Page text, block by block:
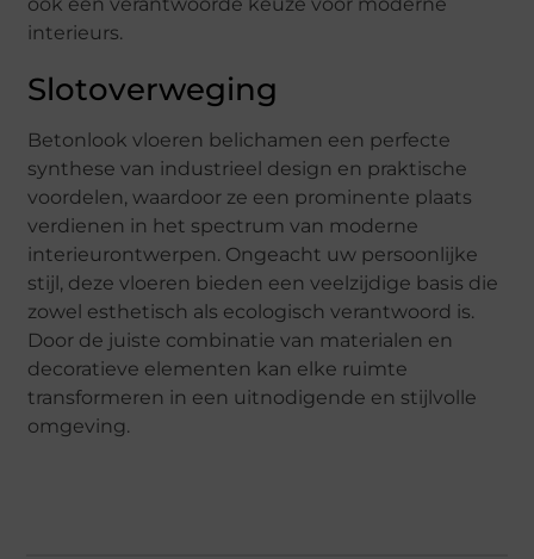
interieurs.
Slotoverweging
Betonlook vloeren belichamen een perfecte
synthese van industrieel design en praktische
voordelen, waardoor ze een prominente plaats
verdienen in het spectrum van moderne
interieurontwerpen. Ongeacht uw persoonlijke
stijl, deze vloeren bieden een veelzijdige basis die
zowel esthetisch als ecologisch verantwoord is.
Door de juiste combinatie van materialen en
decoratieve elementen kan elke ruimte
transformeren in een uitnodigende en stijlvolle
omgeving.